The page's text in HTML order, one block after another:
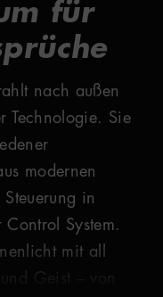
für
nach außen
Technologie. Sie
modernen
in
System.
mit all
Geist – von